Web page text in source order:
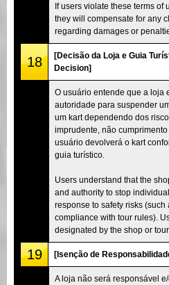
If users violate these terms of
they will compensate for any
regarding damages or
18
[Decisão da Loja e Guia
Decision]
O usuário entende que a loja
autoridade para suspender
um kart dependendo dos
imprudente, não
usuário devolverá o kart
guia turístico.
Users understand that the
and authority to stop
response to safety risks
compliance with tour rules).
designated by the shop or tour
19 [Isenção de
A loja não será responsável